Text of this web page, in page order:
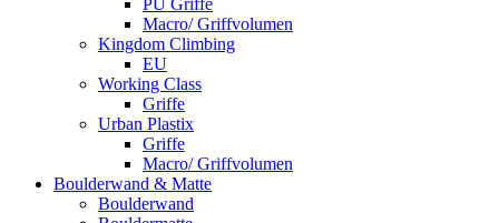
PU Griffe
Macro/ Griffvolumen
Kingdom Climbing
EU
Working Class
Griffe
Urban Plastix
Griffe
Macro/ Griffvolumen
Boulderwand & Matte
Boulderwand